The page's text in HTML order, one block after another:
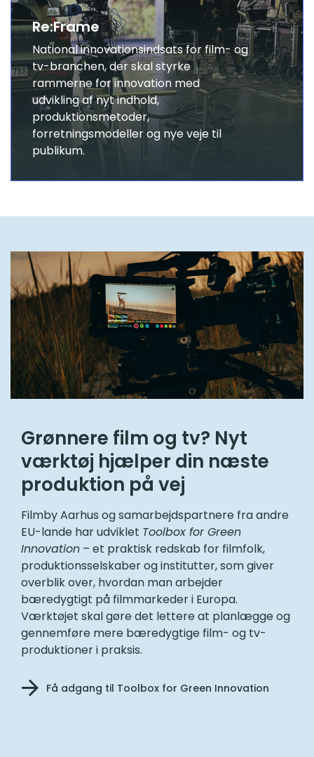
Re:Frame
National innovationsindsats for film- og
tv-branchen, der skal styrke
rammerne for innovation med
udvikling af nyt indhold,
produktionsmetoder,
forretningsmodeller og nye veje til
publikum.
Grønnere film og tv? Nyt
værktøj hjælper din næste
produktion på vej
Filmby Aarhus og samarbejdspartnere fra andre
EU-lande har udviklet Toolbox for Green
Innovation – et praktisk redskab for filmfolk,
produktionsselskaber og institutter, som giver
overblik over, hvordan man arbejder
bæredygtigt på filmmarkeder i Europa.
Værktøjet skal gøre det lettere at planlægge og
gennemføre mere bæredygtige film- og tv-
produktioner i praksis.
Få adgang til Toolbox for Green Innovation